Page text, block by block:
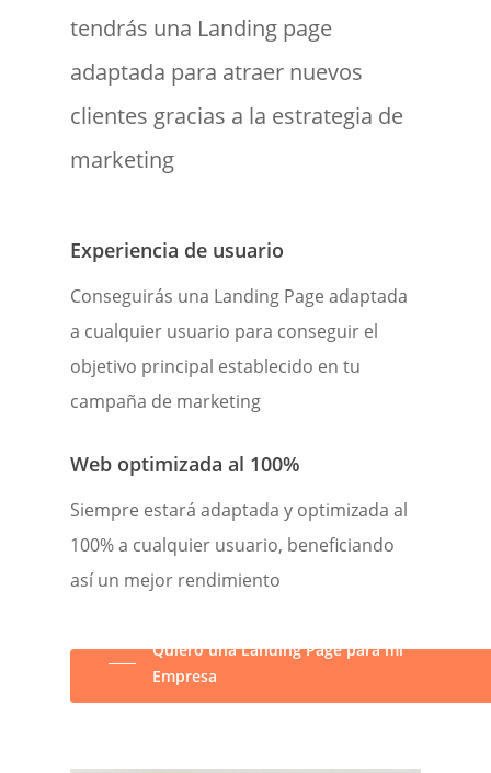
tendrás una Landing page
adaptada para atraer nuevos
clientes gracias a la estrategia de
marketing
Experiencia de usuario
Conseguirás una Landing Page adaptada
a cualquier usuario para conseguir el
objetivo principal establecido en tu
campaña de marketing
Web optimizada al 100%
Siempre estará adaptada y optimizada al
100% a cualquier usuario, beneficiando
así un mejor rendimiento
Quiero una Landing Page para mi
Empresa